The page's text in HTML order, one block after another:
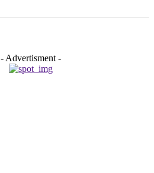
- Advertisment -